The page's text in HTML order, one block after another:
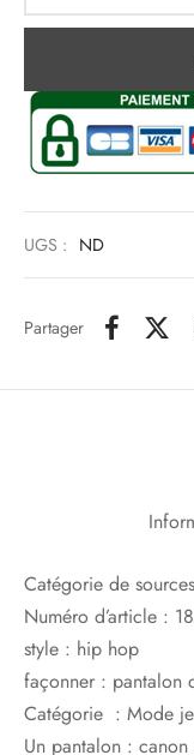
UGS : ND
Partager
Catégorie de
Numéro d’article :
style : hip hop
façonner : pantalon
Catégorie : Mode
Un pantalon :